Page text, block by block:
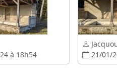
à 18h54
21/01/